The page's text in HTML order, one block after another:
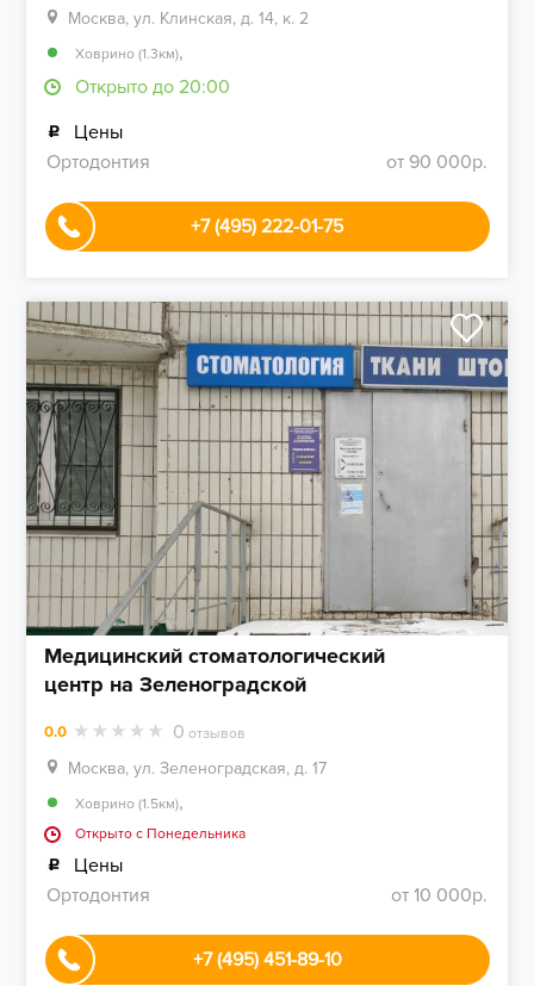
Москва, ул. Клинская, д. 14, к. 2
Ховрино (1.3км),
Открыто до 20:00
Цены
Ортодонтия
от 90 000р.
+7 (495) 222-01-75
Медицинский стоматологический
центр на Зеленоградской
0.0 0 отзывов
Москва, ул. Зеленоградская, д. 17
Ховрино (1.5км),
Открыто c Понедельника
Цены
Ортодонтия
от 10 000р.
+7 (495) 451-89-10